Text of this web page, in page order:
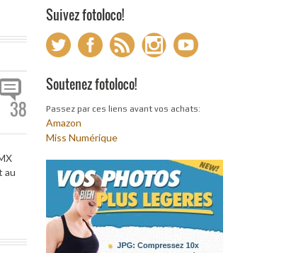
38
au
Suivez fotoloco!
Soutenez fotoloco!
Passez par ces liens avant vos achats:
Amazon
Miss Numérique